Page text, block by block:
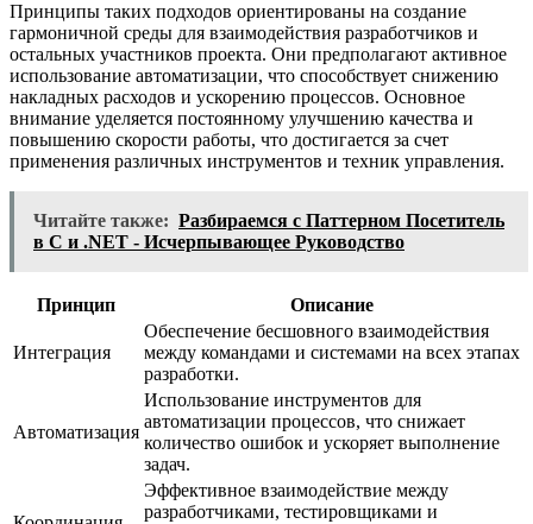
Принципы таких подходов ориентированы на создание
гармоничной среды для взаимодействия разработчиков и
остальных участников проекта. Они предполагают активное
использование автоматизации, что способствует снижению
накладных расходов и ускорению процессов. Основное
внимание уделяется постоянному улучшению качества и
повышению скорости работы, что достигается за счет
применения различных инструментов и техник управления.
Читайте также: Разбираемся с Паттерном Посетитель
в C и .NET - Исчерпывающее Руководство
Принцип Описание
Интеграция
Обеспечение бесшовного взаимодействия
между командами и системами на всех этапах
разработки.
Автоматизация
Использование инструментов для
автоматизации процессов, что снижает
количество ошибок и ускоряет выполнение
задач.
Эффективное взаимодействие между
разработчиками, тестировщиками и